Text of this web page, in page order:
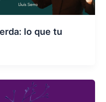
lo que tu